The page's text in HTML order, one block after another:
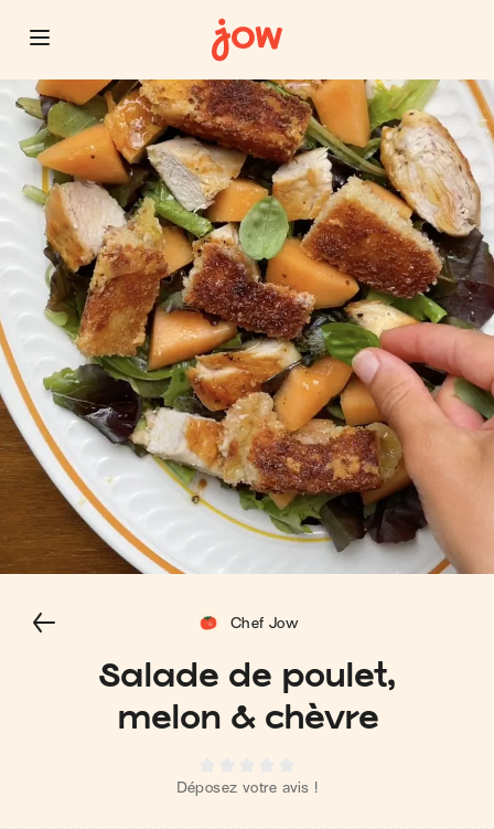
Salade de poulet,
melon & chèvre
Déposez votre avis !
Chef Jow